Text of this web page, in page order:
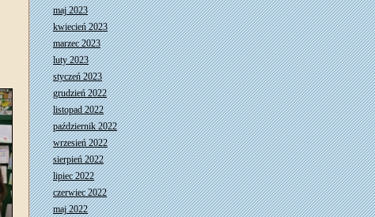
maj 2023
kwiecień 2023
marzec 2023
luty 2023
styczeń 2023
grudzień 2022
listopad 2022
październik 2022
wrzesień 2022
sierpień 2022
lipiec 2022
czerwiec 2022
maj 2022